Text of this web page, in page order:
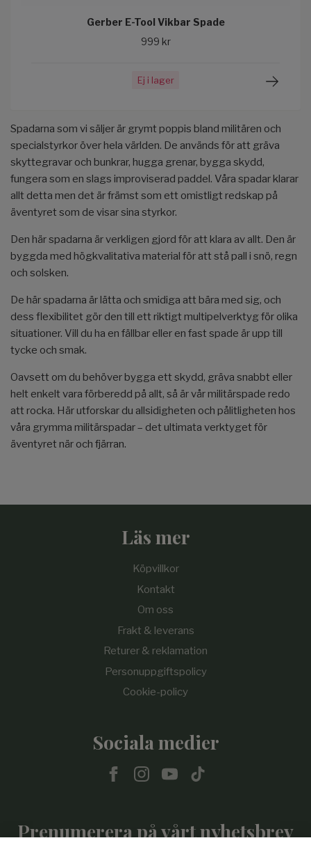
Gerber E-Tool Vikbar Spade
999 kr
Ej i lager
Spadarna som vi säljer är grymt poppis bland militären och
specialstyrkor över hela världen. De används för att gräva
skyttegravar och bunkrar, hugga grenar, bygga skydd,
fungera som en slags improviserad paddel. Våra spadar klarar
allt detta men det är främst som ett omistligt redskap på
äventyret som de visar sina styrkor.
Den här spadarna är verkligen gjord för att klara av allt. Den är
byggda med högkvalitativa material för att stå pall i snö, regn
och solsken.
De här spadarna är lätta och smidiga att bära med sig, och
dess flexibilitet gör den till ett riktigt multipelverktyg för olika
situationer. Vill du ha en fällbar eller en fast spade är upp till
tycke och smak.
Oavsett om du behöver bygga ett skydd, gräva snabbt eller
helt enkelt vara förberedd på allt, så är vår militärspade redo
att rocka. Här utforskar du allsidigheten och pålitligheten hos
våra grymma militärspadar – det ultimata verktyget för
äventyret när och fjärran.
Läs mer
Köpvillkor
Kontakt
Om oss
Frakt & leverans
Returer & reklamation
Personuppgiftspolicy
Cookie-policy
Sociala medier
Prenumerera på vårt nyhetsbrev